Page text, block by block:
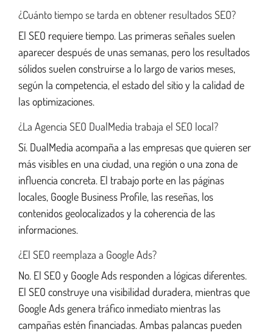
¿Cuánto tiempo se tarda en obtener resultados SEO?
El SEO requiere tiempo. Las primeras señales suelen
aparecer después de unas semanas, pero los resultados
sólidos suelen construirse a lo largo de varios meses,
según la competencia, el estado del sitio y la calidad de
las optimizaciones.
¿La Agencia SEO DualMedia trabaja el SEO local?
Sí. DualMedia acompaña a las empresas que quieren ser
más visibles en una ciudad, una región o una zona de
influencia concreta. El trabajo porte en las páginas
locales, Google Business Profile, las reseñas, los
contenidos geolocalizados y la coherencia de las
informaciones.
¿El SEO reemplaza a Google Ads?
No. El SEO y Google Ads responden a lógicas diferentes.
El SEO construye una visibilidad duradera, mientras que
Google Ads genera tráfico inmediato mientras las
campañas estén financiadas. Ambas palancas pueden